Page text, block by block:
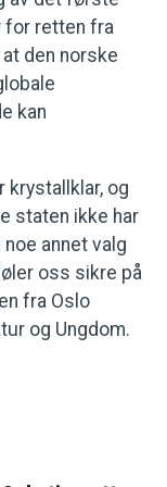
for retten fra
den norske
kan
og
staten ikke har
annet valg
oss sikre på
fra Oslo
og Ungdom.